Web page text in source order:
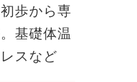
歩から専
基礎体温
スなど